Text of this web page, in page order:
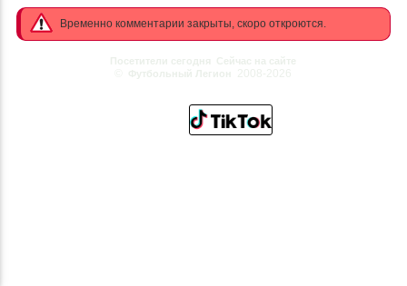
Временно комментарии закрыты, скоро откроются.